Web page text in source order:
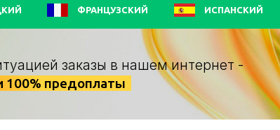
ФРАНЦУЗСКИЙ ИСПАНСКИЙ
заказы в нашем интернет -
100% предоплаты